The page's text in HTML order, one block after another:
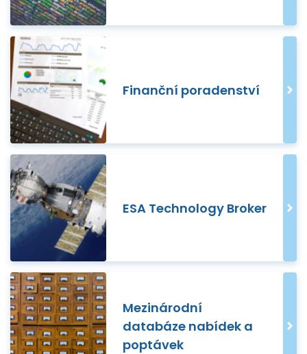
Finanční poradenství
ESA Technology Broker
Mezinárodní
databáze nabídek a
poptávek